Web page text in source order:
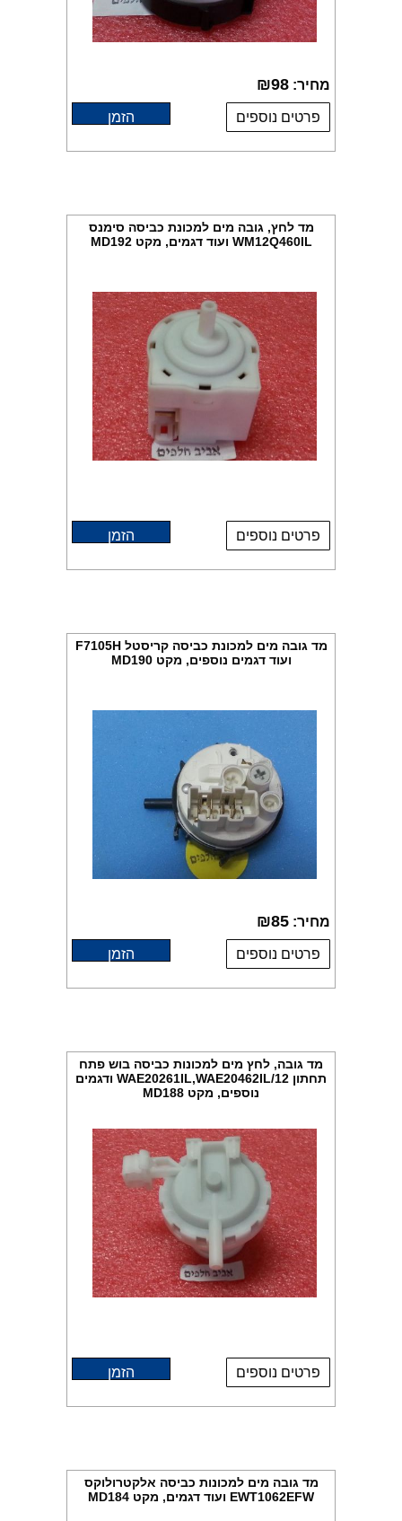
מחיר: ₪98
פרטים נוספים הזמן
מד לחץ, גובה מים למכונת כביסה סימנס
WM12Q460IL ועוד דגמים, מקט MD192
פרטים נוספים הזמן
מד גובה מים למכונת כביסה קריסטל F7105H
ועוד דגמים נוספים, מקט MD190
מחיר: ₪85
פרטים נוספים הזמן
מד גובה, לחץ מים למכונות כביסה בוש פתח
תחתון WAE20261IL,WAE20462IL/12 ודגמים
נוספים, מקט MD188
פרטים נוספים הזמן
מד גובה מים למכונות כביסה אלקטרולוקס
EWT1062EFW ועוד דגמים, מקט MD184